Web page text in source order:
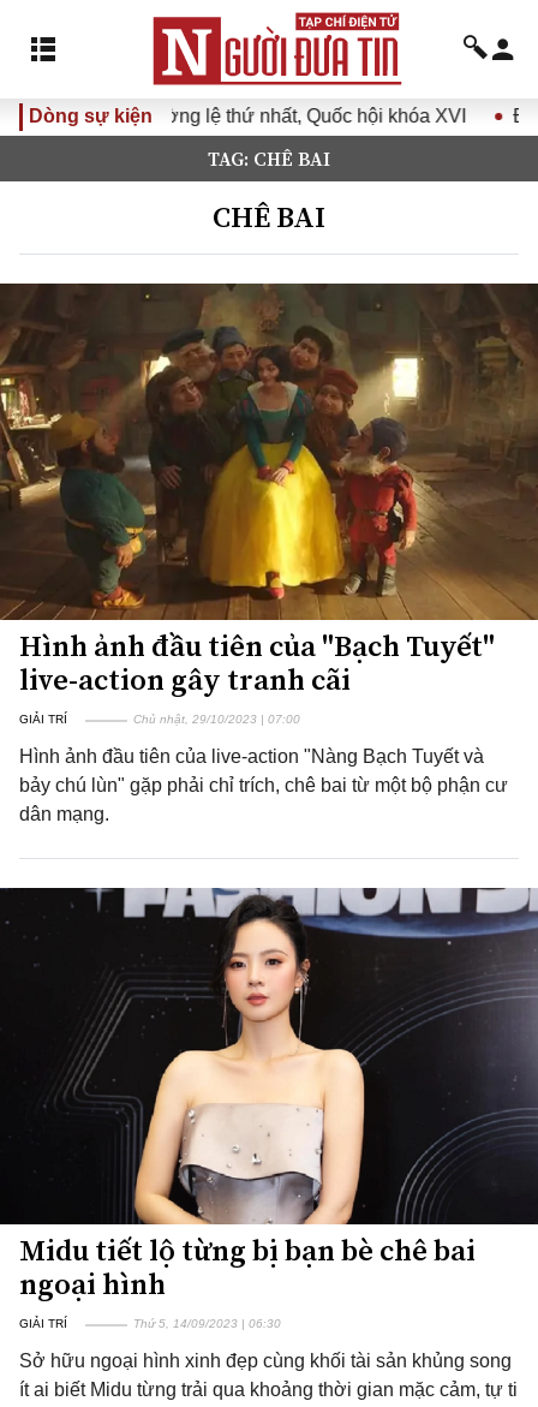
Dòng sự kiện
lệ thứ nhất, Quốc hội khóa XVI Đưa Nghị quyết Đại
TAG: CHÊ BAI
CHÊ BAI
Hình ảnh đầu tiên của "Bạch Tuyết"
live-action gây tranh cãi
GIẢI TRÍ Chủ nhật, 29/10/2023 | 07:00
Hình ảnh đầu tiên của live-action "Nàng Bạch Tuyết và
bảy chú lùn" gặp phải chỉ trích, chê bai từ một bộ phận cư
dân mạng.
Midu tiết lộ từng bị bạn bè chê bai
ngoại hình
GIẢI TRÍ Thứ 5, 14/09/2023 | 06:30
Sở hữu ngoại hình xinh đẹp cùng khối tài sản khủng song
ít ai biết Midu từng trải qua khoảng thời gian mặc cảm, tự ti